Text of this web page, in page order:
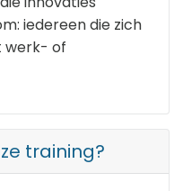
iedereen die zich
werk- of
training?